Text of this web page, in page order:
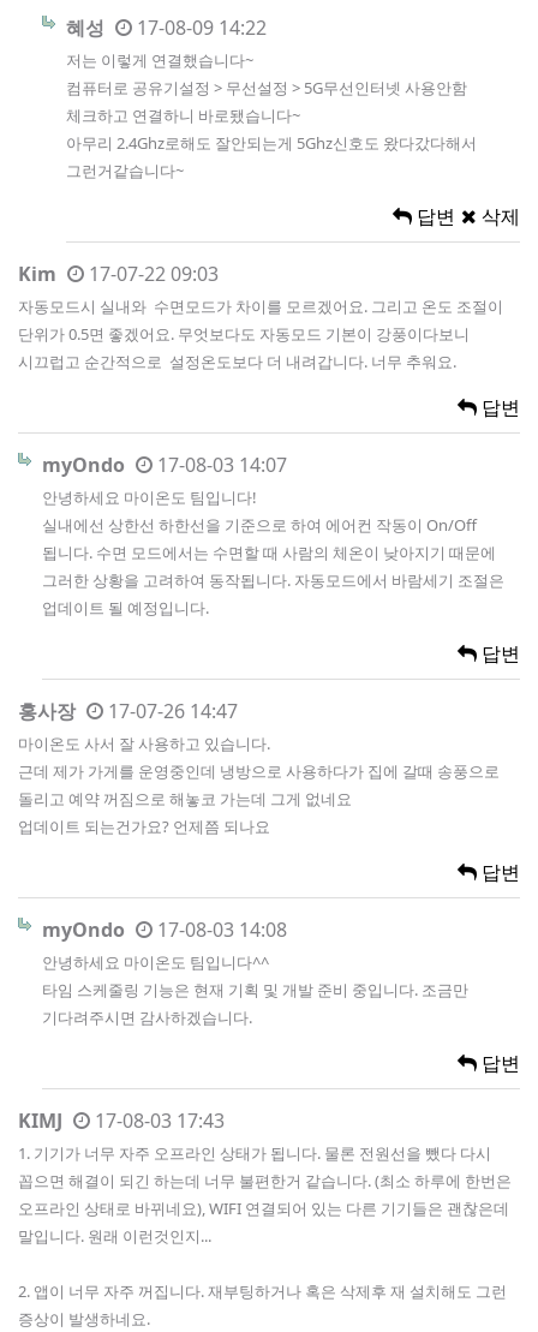
혜성 17-08-09 14:22
저는 이렇게 연결했습니다~
컴퓨터로 공유기설정 > 무선설정 > 5G무선인터넷 사용안함
체크하고 연결하니 바로됐습니다~
아무리 2.4Ghz로해도 잘안되는게 5Ghz신호도 왔다갔다해서
그런거같습니다~
답변 삭제
Kim 17-07-22 09:03
자동모드시 실내와 수면모드가 차이를 모르겠어요. 그리고 온도 조절이
단위가 0.5면 좋겠어요. 무엇보다도 자동모드 기본이 강풍이다보니
시끄럽고 순간적으로 설정온도보다 더 내려갑니다. 너무 추워요.
답변
myOndo 17-08-03 14:07
안녕하세요 마이온도 팀입니다!
실내에선 상한선 하한선을 기준으로 하여 에어컨 작동이 On/Off
됩니다. 수면 모드에서는 수면할 때 사람의 체온이 낮아지기 때문에
그러한 상황을 고려하여 동작됩니다. 자동모드에서 바람세기 조절은
업데이트 될 예정입니다.
답변
홍사장 17-07-26 14:47
마이온도 사서 잘 사용하고 있습니다.
근데 제가 가게를 운영중인데 냉방으로 사용하다가 집에 갈때 송풍으로
돌리고 예약 꺼짐으로 해놓코 가는데 그게 없네요
업데이트 되는건가요? 언제쯤 되나요
답변
myOndo 17-08-03 14:08
안녕하세요 마이온도 팀입니다^^
타임 스케줄링 기능은 현재 기획 및 개발 준비 중입니다. 조금만
기다려주시면 감사하겠습니다.
답변
KIMJ 17-08-03 17:43
1. 기기가 너무 자주 오프라인 상태가 됩니다. 물론 전원선을 뺐다 다시
꼽으면 해결이 되긴 하는데 너무 불편한거 같습니다. (최소 하루에 한번은
오프라인 상태로 바뀌네요), WIFI 연결되어 있는 다른 기기들은 괜찮은데
말입니다. 원래 이런것인지...
2. 앱이 너무 자주 꺼집니다. 재부팅하거나 혹은 삭제후 재 설치해도 그런
증상이 발생하네요.